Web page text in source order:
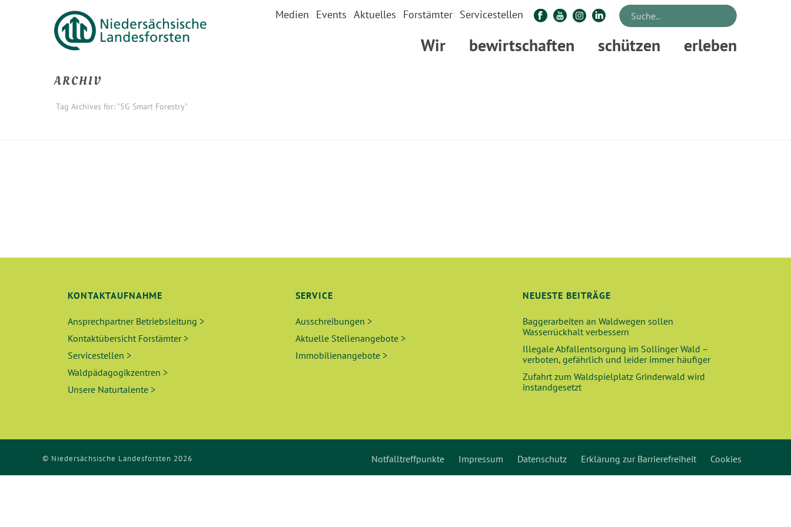
Medien Events Aktuelles Forstämter Servicestellen
Wir bewirtschaften schützen erleben
ARCHIV
Tag Archives for: "5G Smart Forestry"
KONTAKTAUFNAHME
Ansprechpartner Betriebsleitung >
Kontaktübersicht Forstämter >
Servicestellen >
Waldpädagogikzentren >
Unsere Naturtalente >
SERVICE
Ausschreibungen >
Aktuelle Stellenangebote >
Immobilienangebote >
NEUESTE BEITRÄGE
Baggerarbeiten an Waldwegen sollen
Wasserrückhalt verbessern
Illegale Abfallentsorgung im Sollinger Wald –
verboten, gefährlich und leider immer häufiger
Zufahrt zum Waldspielplatz Grinderwald wird
instandgesetzt
© Niedersächsische Landesforsten 2026 Notfalltreffpunkte Impressum Datenschutz Erklärung zur Barrierefreiheit Cookies